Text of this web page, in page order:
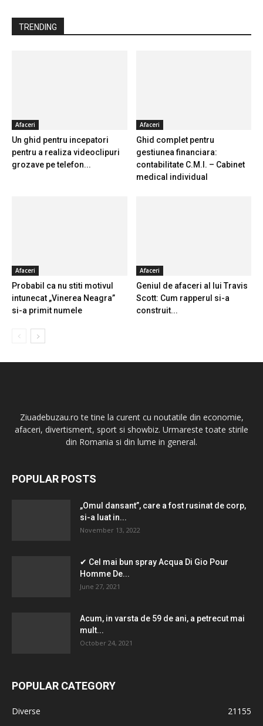
TRENDING
Afaceri
Un ghid pentru incepatori
pentru a realiza videoclipuri
grozave pe telefon...
Afaceri
Ghid complet pentru
gestiunea financiara:
contabilitate C.M.I. – Cabinet
medical individual
Afaceri
Probabil ca nu stiti motivul
intunecat „Vinerea Neagra”
si-a primit numele
Afaceri
Geniul de afaceri al lui Travis
Scott: Cum rapperul si-a
construit...
Ziuadebuzau.ro te tine la curent cu noutatile din economie,
afaceri, divertisment, sport si showbiz. Urmareste toate stirile
din Romania si din lume in general.
POPULAR POSTS
„Omul dansant”, care a fost rusinat de corp,
si-a luat in...
November 13, 2022
✔ Cel mai bun spray Acqua Di Gio Pour
Homme De...
June 27, 2021
Acum, in varsta de 59 de ani, a petrecut mai
mult...
October 24, 2021
POPULAR CATEGORY
Diverse
21155